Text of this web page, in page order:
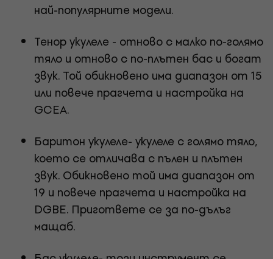
най-популярните модели.
Тенор укулелe - отново с малко по-голямо
тяло и отново с по-плътен бас и богат
звук. Той обикновено има диапазон от 15
или повече прагчета и настройка на
GCEA.
Баритон укулелe- укулеле с голямо тяло,
което се отличава с пълен и плътен
звук. Обикновено той има диапазон от
19 и повече прагчета и настройка на
DGBE. Пригответе се за по-дълъг
мащаб.